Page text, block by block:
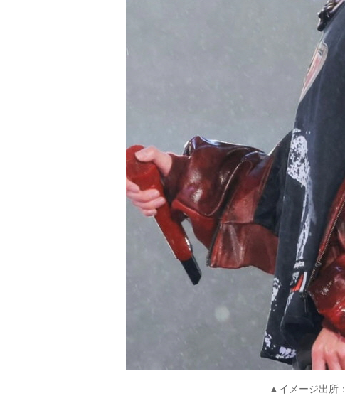
▲イメージ出所：